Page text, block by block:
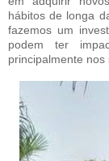
hábitos de longa
fazemos um
podem ter
principalmente nos